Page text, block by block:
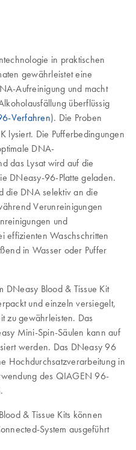
in praktischen
gewährleistet eine
Aufreinigung und macht
überflüssig
Verfahren). Die Proben
lysiert. Die Pufferbedingungen
DNA-
das Lysat wird auf die
DNeasy-96-Platte geladen.
die DNA selektiv an die
Verunreinigungen
und
effizienten Waschschritten
in Wasser oder Puffer
DNeasy Blood & Tissue Kit
und einzeln versiegelt,
zu gewährleisten. Das
Mini-Spin-Säulen kann auf
werden. Das DNeasy 96
Hochdurchsatzverarbeitung in
des QIAGEN 96-
& Tissue Kits können
System ausgeführt